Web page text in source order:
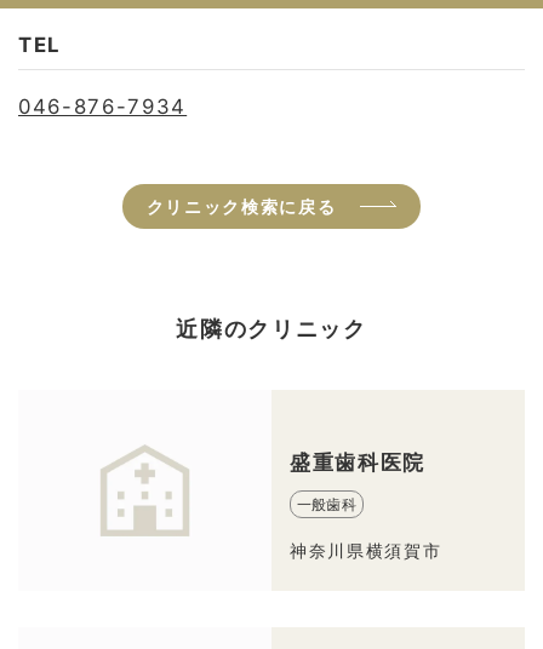
TEL
046-876-7934
クリニック検索に戻る
近隣のクリニック
盛重歯科医院
一般歯科
神奈川県横須賀市